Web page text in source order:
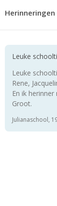
Herinneringen
Leuke
Leuke
Rene,
En ik
Groot.
Julianaschool,